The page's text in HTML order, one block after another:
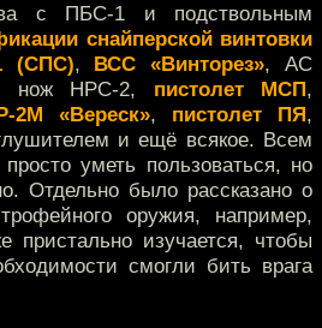
с ПБС-1 и подствольным
снайперской винтовки
(СПС), ВСС «Винторез», АС
нож НРС-2, пистолет МСП,
2М «Вереск», пистолет ПЯ,
и ещё всякое. Всем
уметь пользоваться, но
Отдельно было рассказано о
оружия, например,
пристально изучается, чтобы
смогли бить врага